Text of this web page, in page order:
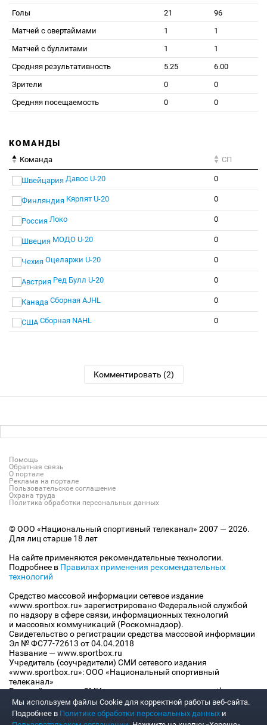
Голы
21
96
Матчей с овертаймами
1
1
Матчей с буллитами
1
1
Средняя результативность
5.25
6.00
Зрители
0
0
Средняя посещаемость
0 0
КОМАНДЫ
Команда СП
Давос U-20 0
Кярпят U-20 0
Локо 0
МОДО U-20 0
Оцеларжи U-20 0
Ред Булл U-20 0
Сборная AJHL 0
Сборная NAHL 0
Комментировать (2)
Помощь
Обратная связь
О портале
Реклама на портале
Пользовательское соглашение
Охрана труда
Политика обработки персональных данных
© ООО «Национальный спортивный телеканал» 2007 — 2026.
Для лиц старше 18 лет
На сайте применяются рекомендательные технологии.
Подробнее в Правилах применения рекомендательных
технологий
Средство массовой информации сетевое издание
«www.sportbox.ru» зарегистрировано Федеральной службой
по надзору в сфере связи, информационных технологий
и массовых коммуникаций (Роскомнадзор).
Свидетельство о регистрации средства массовой информации
Эл № ФС77-72613 от 04.04.2018
Название — www.sportbox.ru
Учредитель (соучредители) СМИ сетевого издания
«www.sportbox.ru»: ООО «Национальный спортивный
телеканал»
Главный редактор СМИ сетевого издания «www.sportbox.ru»:
Конов В.А.
Номер телефона редакции СМИ сетевого издания
«www.sportbox.ru»: +7 (495) 653 8419
Мы используем файлы Сookie для корректной работы веб-сайта.
Подробнее в Политике обработки персональных данных и